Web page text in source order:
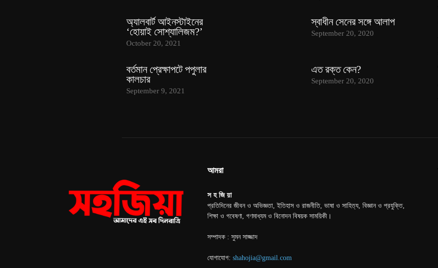
অ্যালবার্ট আইনস্টাইনের
‘হোয়াই সোশ্যালিজম?’
October 20, 2021
বর্তমান প্রেক্ষাপটে পপুলার
কালচার
September 9, 2021
স্বাধীন সেনের সঙ্গে আলাপ
September 20, 2020
এত রক্ত কেন?
September 20, 2020
আমরা
স হ জি য়া
প্রতিদিনের জীবন ও অভিজ্ঞতা, ইতিহাস ও রাজনীতি, ভাষা ও সাহিত্য, বিজ্ঞান ও প্রযুক্তি,
শিক্ষা ও গবেষণা, গণমাধ্যম ও বিনোদন বিষয়ক সাময়িকী।
সম্পাদক : সুমন সাজ্জাদ
যোগাযোগ: shahojia@gmail.com